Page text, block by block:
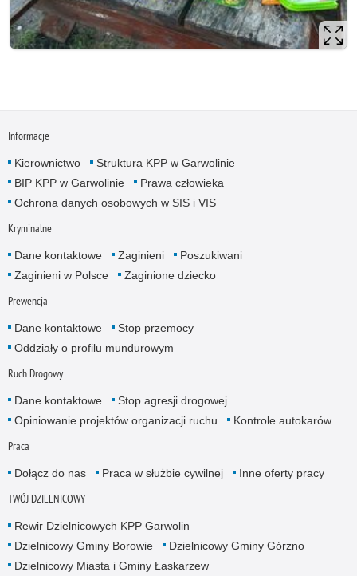
Informacje
Kierownictwo
Struktura KPP w Garwolinie
BIP KPP w Garwolinie
Prawa człowieka
Ochrona danych osobowych w SIS i VIS
Kryminalne
Dane kontaktowe Zaginieni
Poszukiwani
Zaginieni w Polsce
Zaginione dziecko
Prewencja
Dane kontaktowe
Stop przemocy
Oddziały o profilu mundurowym
Ruch Drogowy
Dane kontaktowe
Stop agresji drogowej
Opiniowanie projektów organizacji ruchu
Kontrole autokarów
Praca
Dołącz do nas Praca w służbie cywilnej Inne oferty pracy
TWÓJ DZIELNICOWY
Rewir Dzielnicowych KPP Garwolin
Dzielnicowy Gminy Borowie
Dzielnicowy Gminy Górzno
Dzielnicowy Miasta i Gminy Łaskarzew